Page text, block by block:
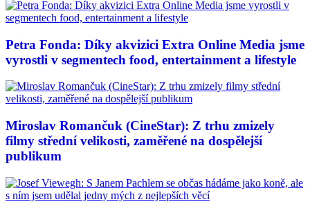
Petra Fonda: Díky akvizici Extra Online Media jsme
vyrostli v segmentech food, entertainment a lifestyle
Miroslav Romančuk (CineStar): Z trhu zmizely
filmy střední velikosti, zaměřené na dospělejší
publikum